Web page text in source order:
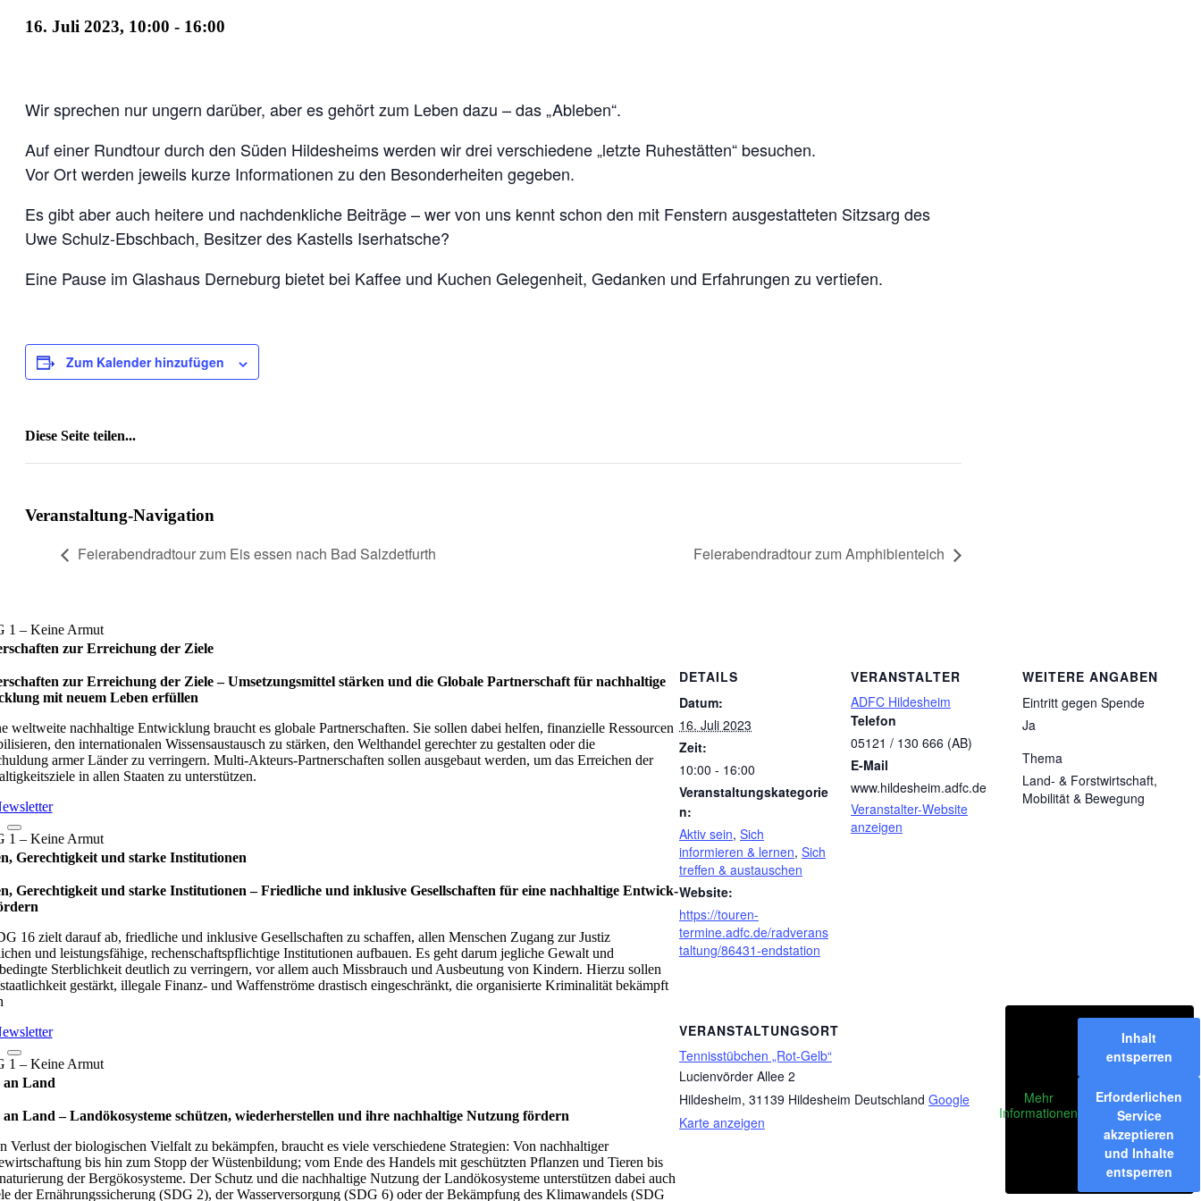
16. Juli 2023, 10:00 - 16:00
Wir sprechen nur ungern darüber, aber es gehört zum Leben dazu – das „Ableben“.
Auf einer Rundtour durch den Süden Hildesheims werden wir drei verschiedene „letzte Ruhestätten“ besuchen.
Vor Ort werden jeweils kurze Informationen zu den Besonderheiten gegeben.
Es gibt aber auch heitere und nachdenkliche Beiträge – wer von uns kennt schon den mit Fenstern ausgestatteten Sitzsarg des
Uwe Schulz-Ebschbach, Besitzer des Kastells Iserhatsche?
Eine Pause im Glashaus Derneburg bietet bei Kaffee und Kuchen Gelegenheit, Gedanken und Erfahrungen zu vertiefen.
Zum Kalender hinzufügen
Diese Seite teilen...
Veranstaltung-Navigation
Feierabendradtour zum Eis essen nach Bad Salzdetfurth Feierabendradtour zum Amphibienteich
DETAILS
Datum:
16. Juli 2023
Zeit:
10:00 - 16:00
Veranstaltungskategorie
n:
Aktiv sein, Sich
informieren & lernen, Sich
treffen & austauschen
Website:
https://touren-
termine.adfc.de/radverans
taltung/86431-endstation
VERANSTALTER
ADFC Hildesheim
Telefon
05121 / 130 666 (AB)
E-Mail
www.hildesheim.adfc.de
Veranstalter-Website
anzeigen
WEITERE ANGABEN
Eintritt gegen Spende
Ja
Thema
Land- & Forstwirtschaft,
Mobilität & Bewegung
VERANSTALTUNGSORT
Tennisstübchen „Rot-Gelb“
Lucienvörder Allee 2
Hildesheim, 31139 Hildesheim Deutschland Google
Karte anzeigen
Mehr
Informationen
Inhalt
entsperren
Erforderlichen
Service
akzeptieren
und Inhalte
entsperren
zur Erreichung der Ziele
zur Erreichung der Ziele – Umset­zungs­mit­tel stär­ken und die Glo­bale Part­ner­schaft für nach­hal­tige
mit neuem Leben erfül­len
weltweite nachhaltige Entwicklung braucht es globale Partnerschaften. Sie sollen dabei helfen, finanzielle Ressourcen
den internationalen Wissensaustausch zu stärken, den Welthandel gerechter zu gestalten oder die
armer Länder zu verringern. Multi-Akteurs-Partnerschaften sollen ausgebaut werden, um das Erreichen der
in allen Staaten zu unterstützen.
Gerechtigkeit und starke Institutionen
Gerechtigkeit und starke Institutionen – Fried­li­che und inklu­sive Gesell­schaf­ten für eine nach­hal­tige Ent­wick­
16 zielt darauf ab, friedliche und inklusive Gesellschaften zu schaffen, allen Menschen Zugang zur Justiz
und leistungsfähige, rechenschaftspflichtige Institutionen aufbauen. Es geht darum jegliche Gewalt und
Sterblichkeit deutlich zu verringern, vor allem auch Missbrauch und Ausbeutung von Kindern. Hierzu sollen
gestärkt, illegale Finanz- und Waffenströme drastisch eingeschränkt, die organisierte Kriminalität bekämpft
an Land
Land – Lan­d­öko­sys­teme schüt­zen, wie­der­her­stel­len und ihre nach­hal­tige Nut­zung för­dern
Verlust der biologischen Vielfalt zu bekämpfen, braucht es viele verschiedene Strategien: Von nachhaltiger
bis hin zum Stopp der Wüstenbildung; vom Ende des Handels mit geschützten Pflanzen und Tieren bis
der Bergökosysteme. Der Schutz und die nachhaltige Nutzung der Landökosysteme unterstützen dabei auch
der Ernährungssicherung (SDG 2), der Wasserversorgung (SDG 6) oder der Bekämpfung des Klimawandels (SDG